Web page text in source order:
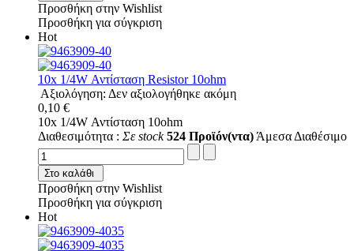
Προσθήκη στην Wishlist
Προσθήκη για σύγκριση
Hot
10x 1/4W Αντίσταση Resistor 10ohm
Αξιολόγηση: Δεν αξιολογήθηκε ακόμη
0,10 €
10x 1/4W Αντίσταση 10ohm
Διαθεσιμότητα : Σε stock 524 Προϊόν(ντα) Άμεσα Διαθέσιμο
Στο καλάθι
Προσθήκη στην Wishlist
Προσθήκη για σύγκριση
Hot